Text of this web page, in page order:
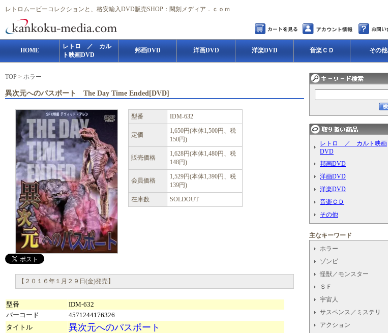
レトロムービーコレクションと、格安輸入DVD販売SHOP：閑刻メディア．ｃｏｍ
HOME
レトロ ／ カル
ト映画DVD
邦画DVD 洋画DVD 洋楽DVD 音楽ＣＤ その他
TOP > ホラー
異次元へのパスポート The Day Time Ended[DVD]
型番 IDM-632
定価
1,650円(本体1,500円、税
150円)
販売価格
1,628円(本体1,480円、税
148円)
会員価格
1,529円(本体1,390円、税
139円)
在庫数
SOLDOUT
【２０１６年１月２９日(金)発売】
型番
IDM-632
バーコード
4571244176326
タイトル
異次元へのパスポート
レトロ ／ カルト映画
DVD
邦画DVD
洋画DVD
洋楽DVD
音楽ＣＤ
その他
主なキーワード
ホラー
ゾンビ
怪獣／モンスター
ＳＦ
宇宙人
サスペンス／ミステリ
アクション